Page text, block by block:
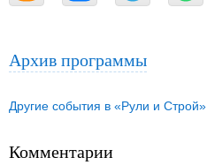
Архив программы
Другие события в «Рули и Строй»
Комментарии